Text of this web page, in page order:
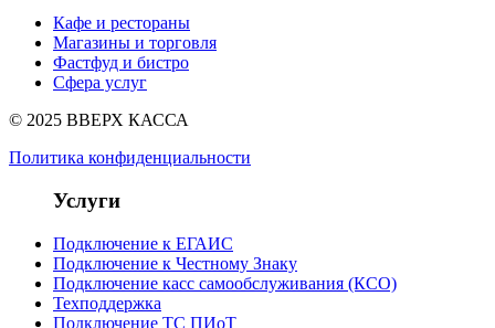
Кафе и рестораны
Магазины и торговля
Фастфуд и бистро
Сфера услуг
© 2025 ВВЕРХ КАССА
Политика конфиденциальности
Услуги
Подключение к ЕГАИС
Подключение к Честному Знаку
Подключение касс самообслуживания (КСО)
Техподдержка
Подключение ТС ПИоТ